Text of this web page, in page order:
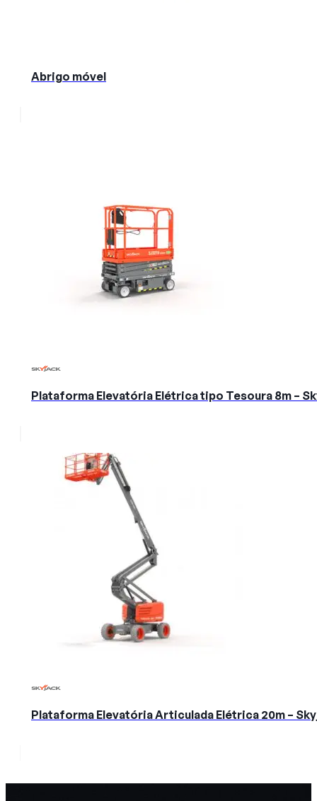
Abrigo móvel
Plataforma Elevatória Elétrica tipo Tesoura 8m –
Plataforma Elevatória Articulada Elétrica 20m –